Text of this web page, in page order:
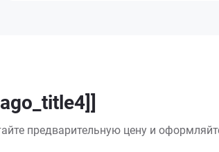
предварительную цену и